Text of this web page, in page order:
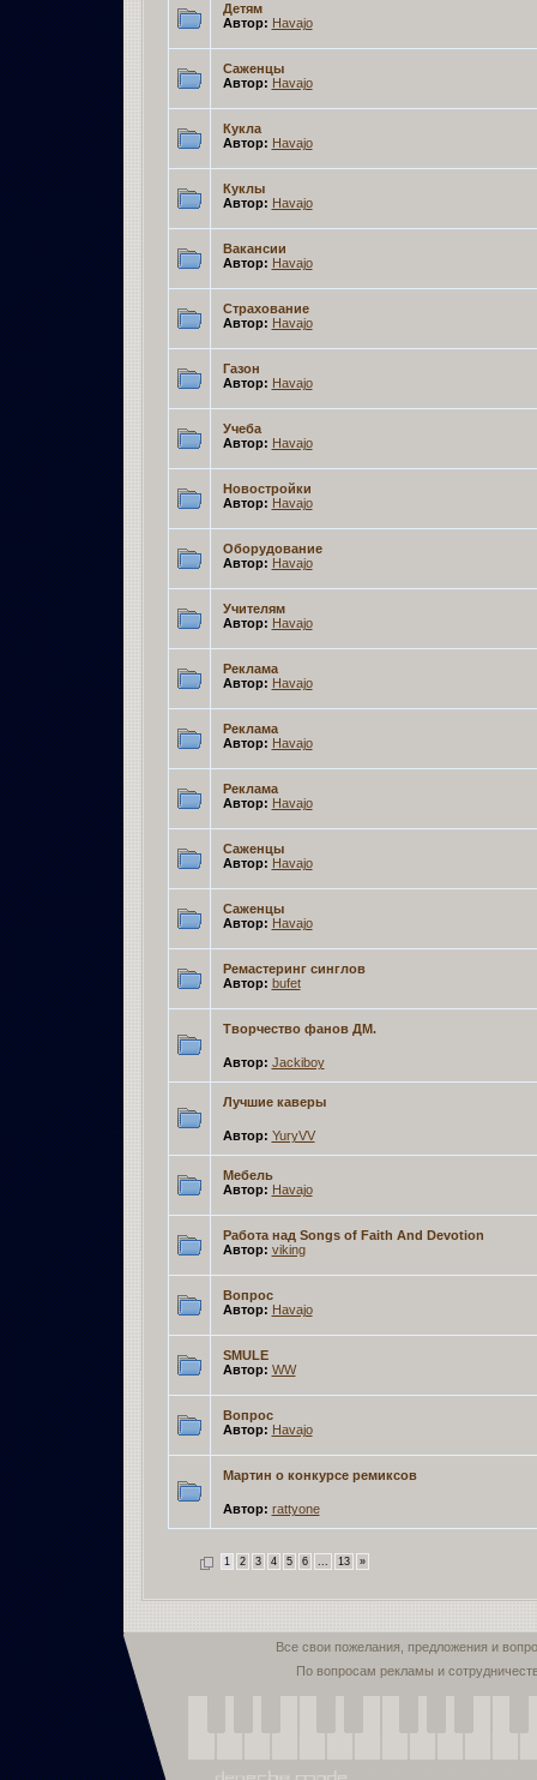
Детям
Автор: Havajo
Саженцы
Автор: Havajo
Кукла
Автор: Havajo
Куклы
Автор: Havajo
Вакансии
Автор: Havajo
Страхование
Автор: Havajo
Газон
Автор: Havajo
Учеба
Автор: Havajo
Новостройки
Автор: Havajo
Оборудование
Автор: Havajo
Учителям
Автор: Havajo
Реклама
Автор: Havajo
Реклама
Автор: Havajo
Реклама
Автор: Havajo
Саженцы
Автор: Havajo
Саженцы
Автор: Havajo
Ремастеринг синглов
Автор: bufet
Творчество фанов ДМ.
Автор: Jackiboy
Лучшие каверы
Автор: YuryVV
Мебель
Автор: Havajo
Работа над Songs of Faith And Devotion
Автор: viking
Вопрос
Автор: Havajo
SMULE
Автор: WW
Вопрос
Автор: Havajo
Мартин о конкурсе ремиксов
Автор: rattyone
1 2 3 4 5 6 ... 13 »
Все свои пожелания, предложения и
По вопросам рекламы и